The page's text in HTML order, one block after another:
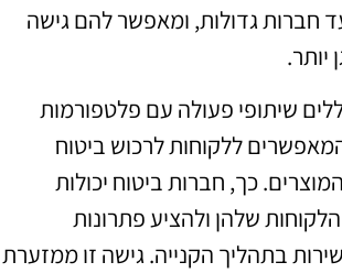
חברות גדולות, ומאפשר להם גישה
יותר.
שיתופי פעולה עם פלטפורמות
ללקוחות לרכוש ביטוח
כך, חברות ביטוח יכולות
שלהן ולהציע פתרונות
בתהליך הקנייה. גישה זו ממזערת